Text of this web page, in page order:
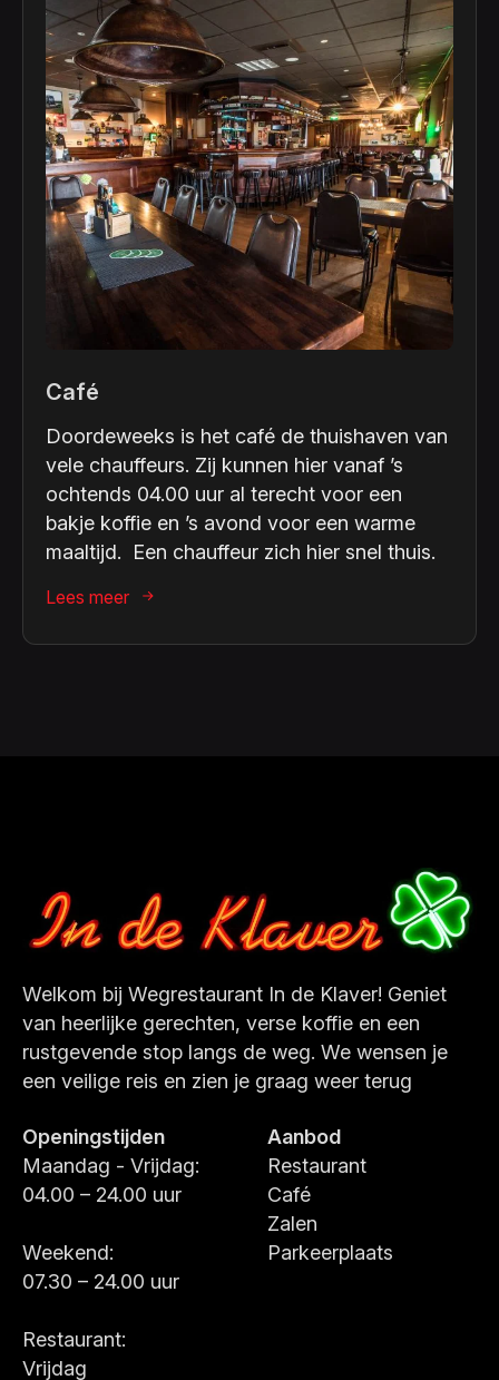
Café
Doordeweeks is het café de thuishaven van
vele chauffeurs. Zij kunnen hier vanaf ’s
ochtends 04.00 uur al terecht voor een
bakje koffie en ’s avond voor een warme
maaltijd. Een chauffeur zich hier snel thuis.
Lees meer
Welkom bij Wegrestaurant In de Klaver! Geniet
van heerlijke gerechten, verse koffie en een
rustgevende stop langs de weg. We wensen je
een veilige reis en zien je graag weer terug
Openingstijden
Maandag - Vrijdag:
04.00 – 24.00 uur
Weekend:
07.30 – 24.00 uur
Restaurant:
Vrijdag
Aanbod
Restaurant
Café
Zalen
Parkeerplaats